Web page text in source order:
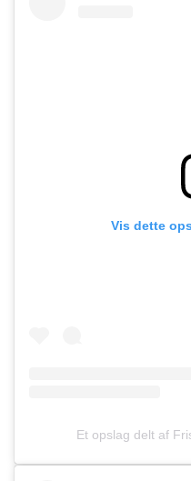
Vis dette
Et opslag delt af